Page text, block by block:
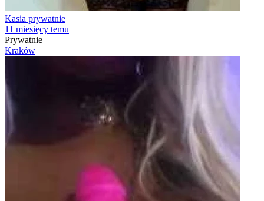
Kasia prywatnie
11 miesięcy temu
Prywatnie
Kraków